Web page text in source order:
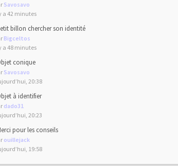
Savosavo
a 42 minutes
billon chercher son identité
Bigceltos
a 48 minutes
conique
Savosavo
20:38
à identifier
dado31
20:23
pour les conseils
ouillejack
19:58